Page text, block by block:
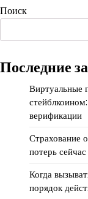
Поиск
Последние
Виртуальные
верификации
Страхование
потерь сейчас
Когда
порядок